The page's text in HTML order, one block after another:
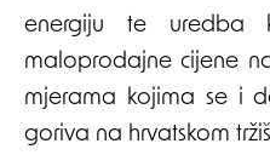
energiju te uredba
maloprodajne cijene
mjerama kojima se i
goriva na hrvatskom